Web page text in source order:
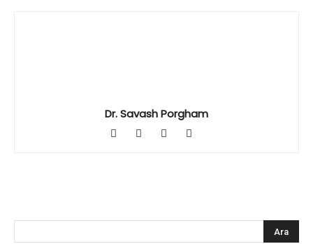
Dr. Savash Porgham